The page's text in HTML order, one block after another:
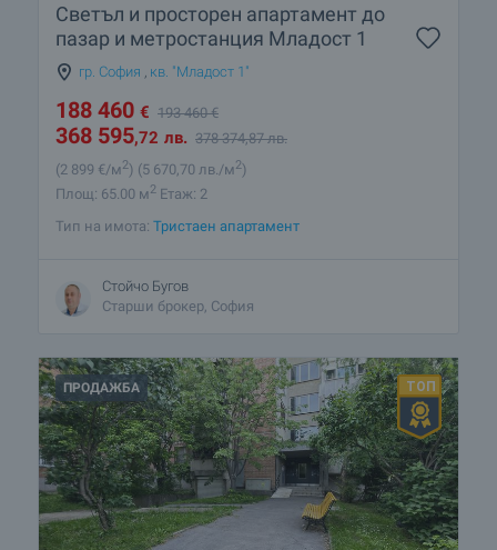
Светъл и просторен апартамент до
пазар и метростанция Младост 1
гр. София кв. "Младост 1"
188 460 € 193 460€
368 595,72 лв. 378 374,87 лв.
(2 899 €/м2) (5 670,70 лв./м2)
Площ: 65.00 м2 Етаж: 2
Тип на имота: Тристаен апартамент
Стойчо Бугов
Старши брокер, София
ПРОДАЖБА